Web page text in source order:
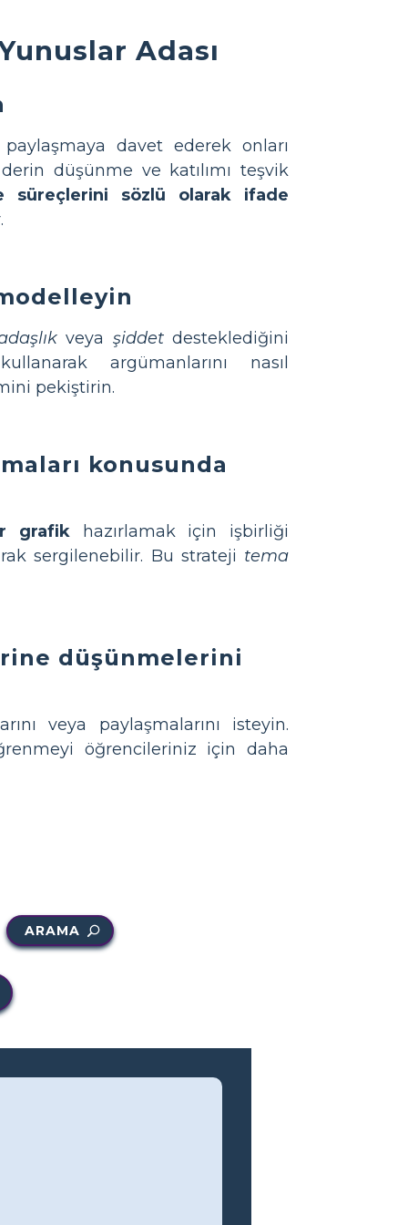
Adası
davet ederek onları
düşünme ve katılımı teşvik
süreçlerini sözlü olarak ifade
veya şiddetdesteklediğini
argümanlarını nasıl
pekiştirin.
konusunda
grafikhazırlamak için işbirliği
sergilenebilir. Bu strateji tema
düşünmelerini
veya paylaşmalarını isteyin.
öğrencileriniz için daha
ARAMA